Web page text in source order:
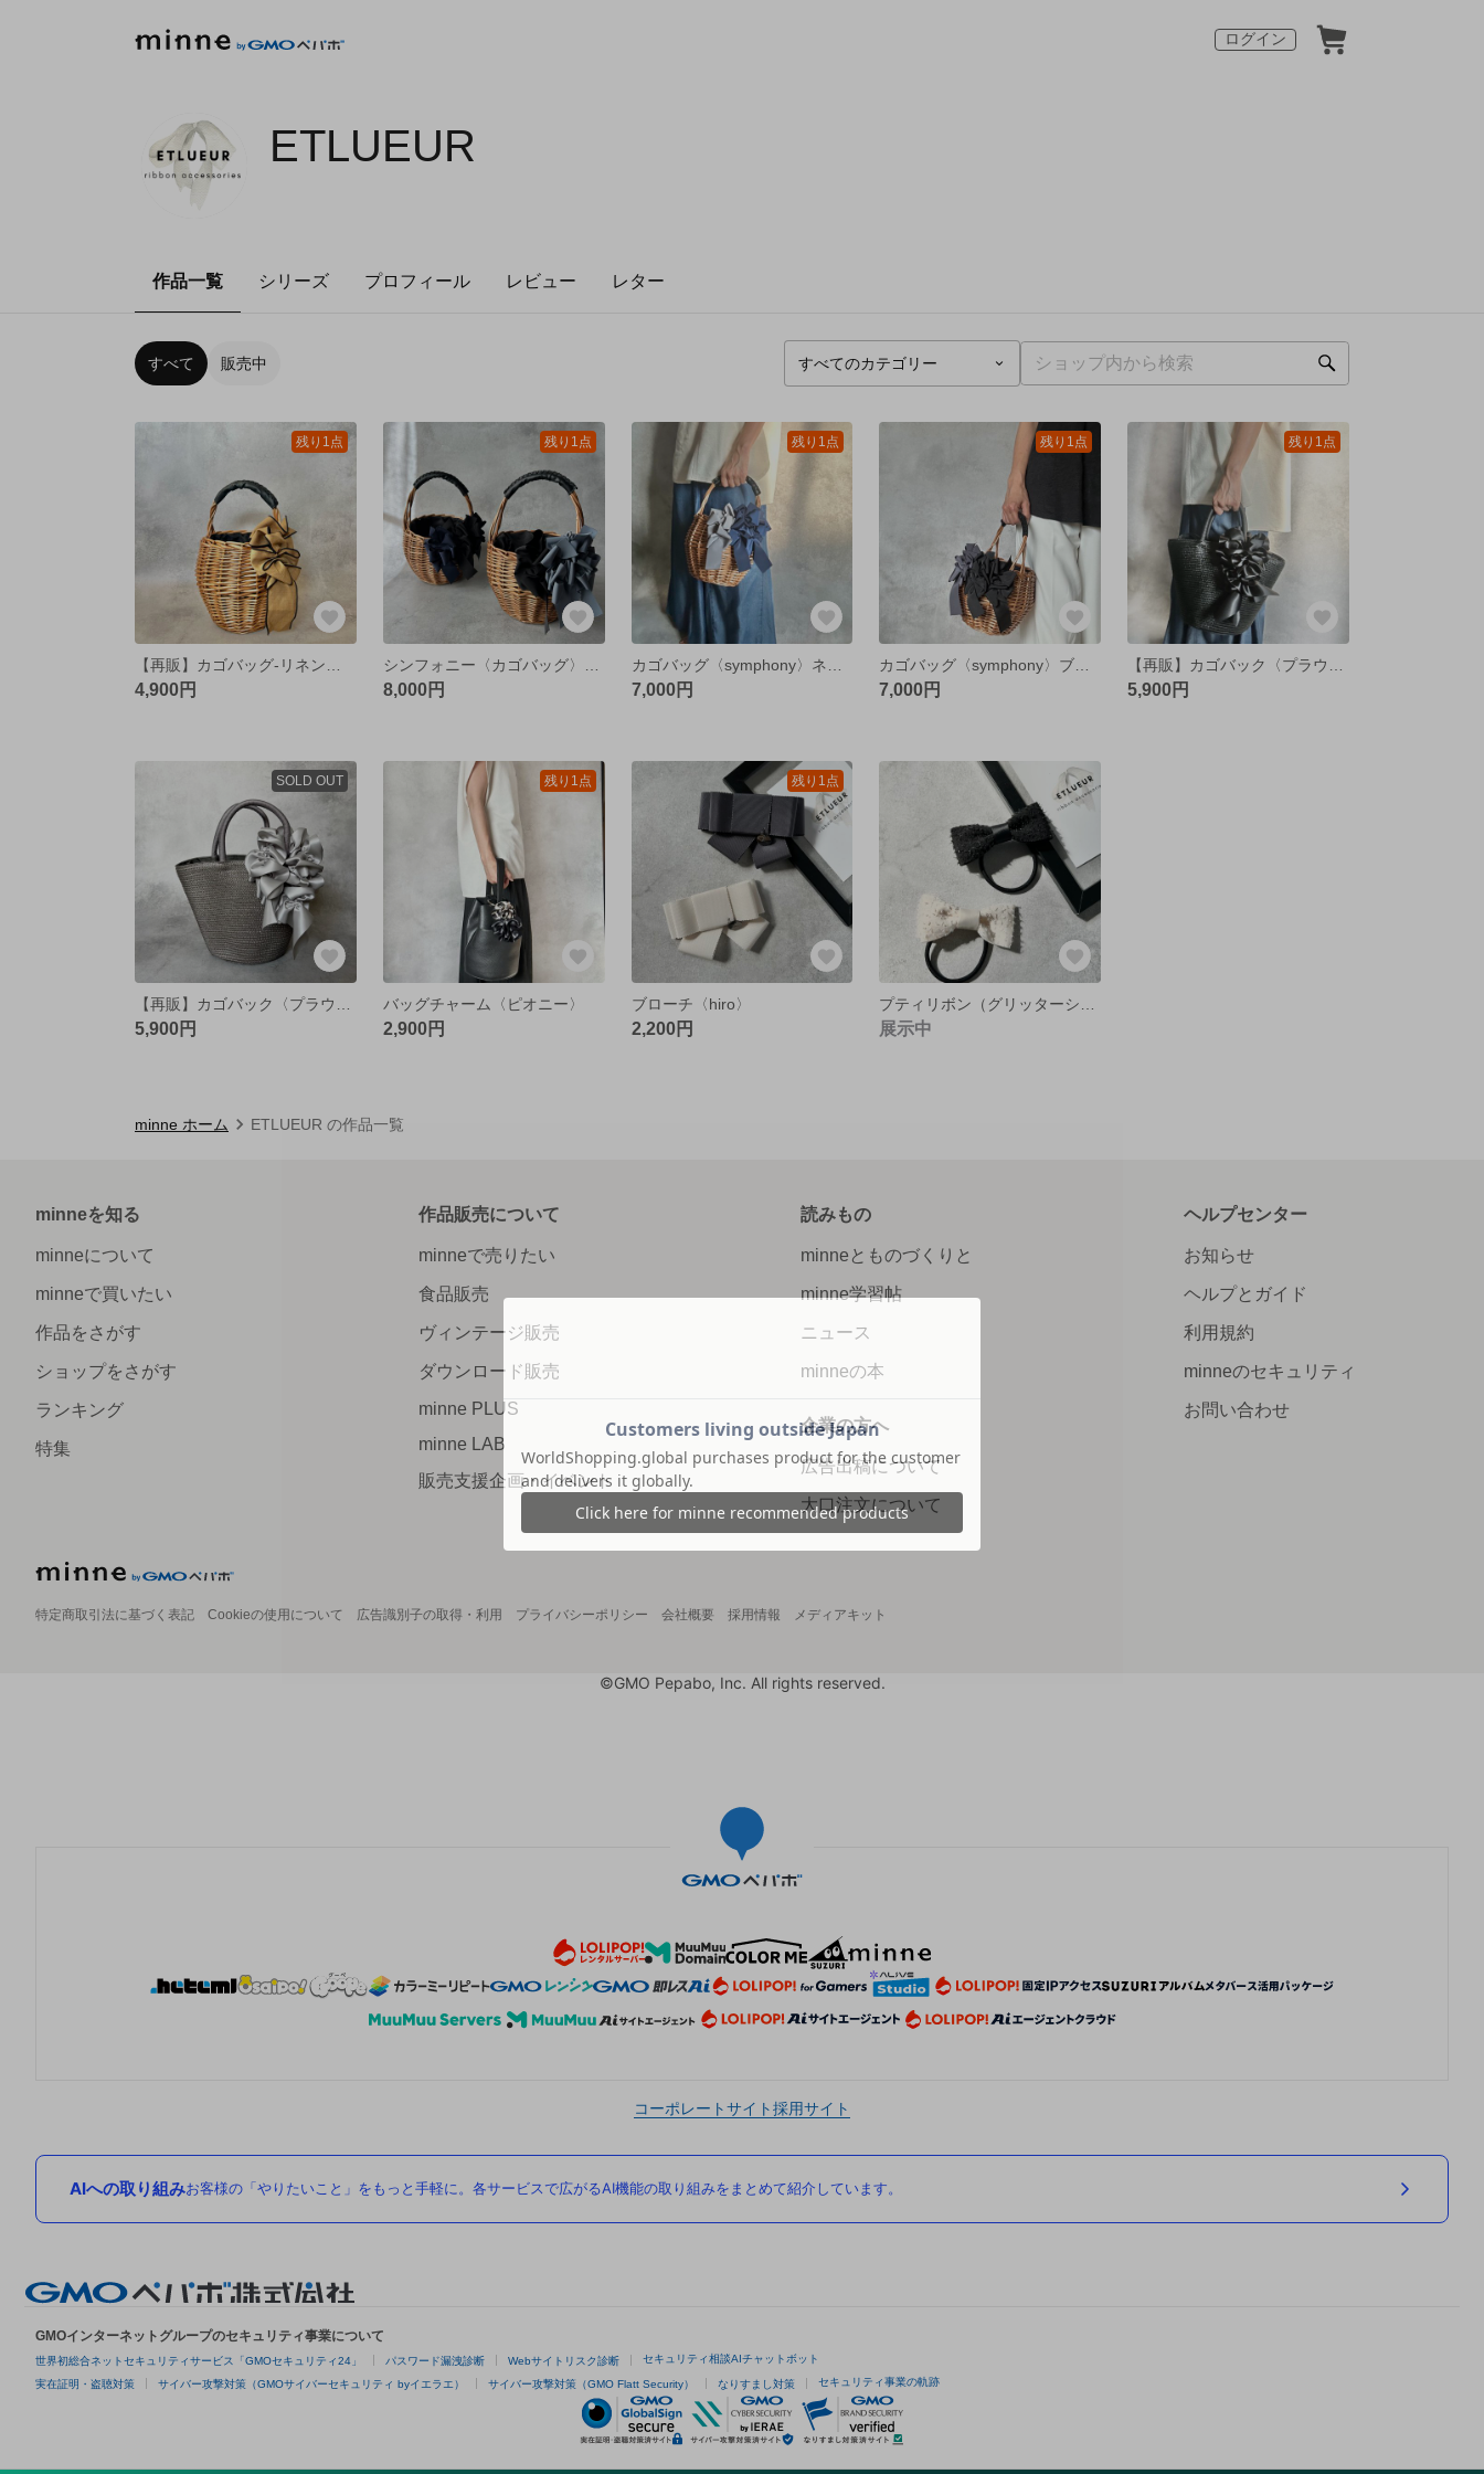
ログイン
ETLUEUR
作品一覧 シリーズ プロフィール レビュー レター
すべて 販売中
残り1点
4,900円
残り1点
8,000円
残り1点
7,000円
残り1点
7,000円
残り1点
5,900円
SOLD OUT
5,900円
残り1点
バッグチャーム〈ピオニー〉
2,900円
残り1点
ブローチ〈hiro〉
2,200円 展示中
minne ホーム ETLUEUR の作品一覧
minneを知る
minneについて
minneで買いたい
作品をさがす
ショップをさがす
ランキング
特集
作品販売について
minneで売りたい
食品販売
ヴィンテージ販売
ダウンロード販売
minne PLUS
minne LAB
販売支援企画・イベント
読みもの
minneとものづくりと
minne学習帖
ニュース
minneの本
企業の方へ
広告出稿について
大口注文について
ヘルプセンター
お知らせ
ヘルプとガイド
利用規約
minneのセキュリティ
お問い合わせ
特定商取引法に基づく表記 Cookieの使用について 広告識別子の取得・利用 プライバシーポリシー 会社概要 採用情報 メディアキット
©GMO Pepabo, Inc. All rights reserved.
コーポレートサイト採用サイト
AIへの取り組みお客様の「やりたいこと」をもっと手軽に。各サービスで広がるAI機能の取り組みをまとめて紹介しています。
GMOインターネットグループのセキュリティ事業について
世界初総合ネットセキュリティサービス「GMOセキュリティ24」 パスワード漏洩診断 Webサイトリスク診断 セキュリティ相談AIチャットボット
実在証明・盗聴対策 サイバー攻撃対策（GMOサイバーセキュリティ byイエラエ） サイバー攻撃対策（GMO Flatt Security） なりすまし対策 セキュリティ事業の軌跡